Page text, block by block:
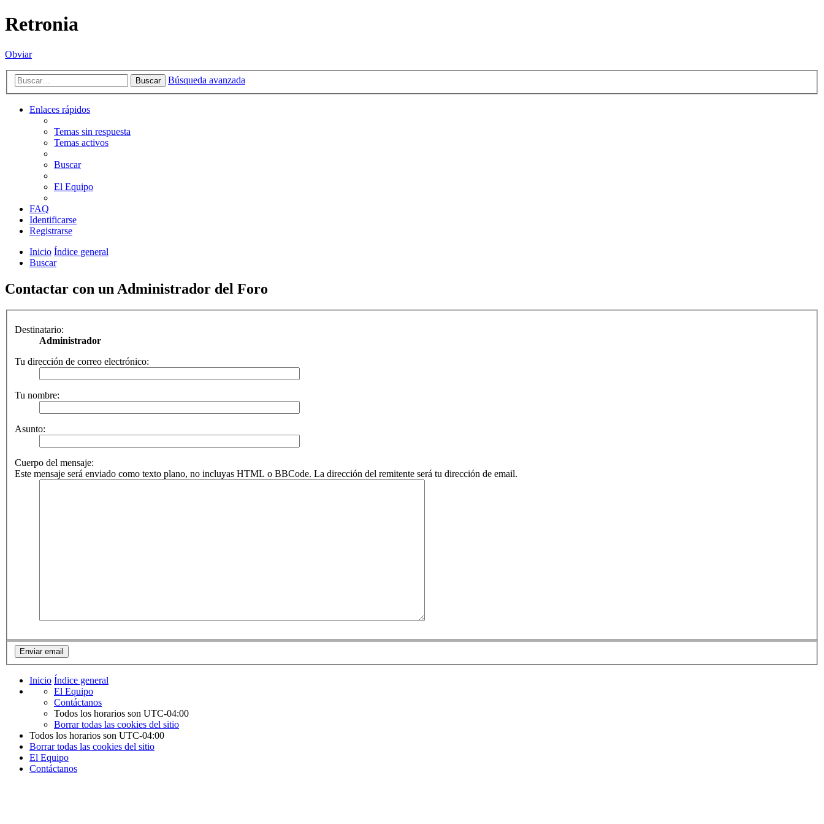
Retronia
Obviar
Buscar Búsqueda avanzada
Enlaces rápidos
Temas sin respuesta
Temas activos
Buscar
El Equipo
FAQ
Identificarse
Registrarse
Inicio Índice general
Buscar
Contactar con un Administrador del Foro
Destinatario:
Administrador
Tu dirección de correo electrónico:
Tu nombre:
Asunto:
Cuerpo del mensaje:
Este mensaje será enviado como texto plano, no incluyas HTML o BBCode. La dirección del remitente será tu dirección de email.
Inicio Índice general
El Equipo
Contáctanos
Todos los horarios son UTC-04:00
Borrar todas las cookies del sitio
Todos los horarios son UTC-04:00
Borrar todas las cookies del sitio
El Equipo
Contáctanos